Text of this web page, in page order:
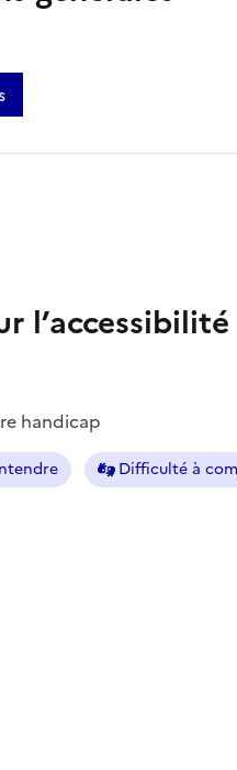
l’accessibilité
handicap
Difficulté à